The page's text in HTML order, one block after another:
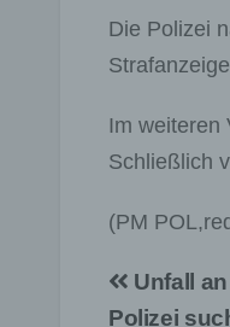
Die Polizei
Im weiteren
Schließlich
(PM
Unfall
Polizei